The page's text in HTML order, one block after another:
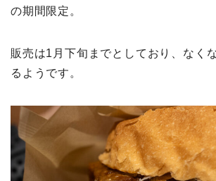
の期間限定。
販売は1月下旬までとしており、なく
るようです。